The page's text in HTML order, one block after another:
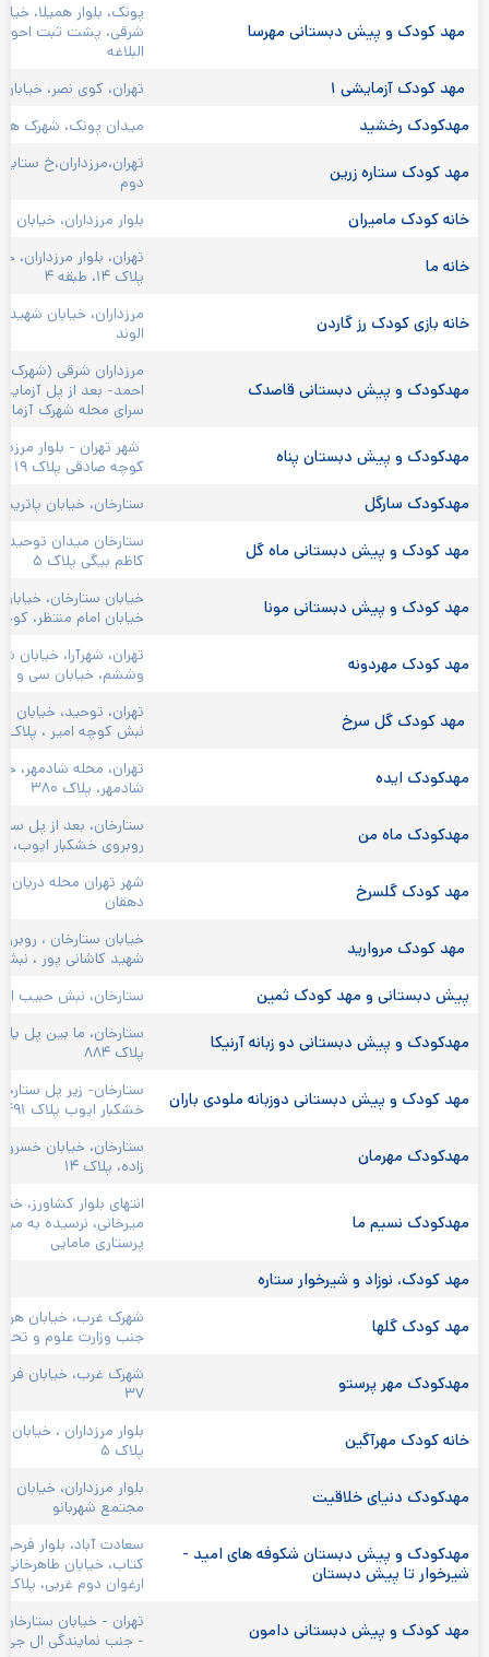
پونک، بلوار همیلا،
شرقی، پشت ثبت
البلاغه
تهران، کوی نصر،
مهدکودک رخشید
میدان پونک، شهرک هما،
مهد کودک ستاره زرین
تهران،مرزداران،خ
دوم
خانه کودک مامیران
بلوار مرزداران، خیابان
خانه ما پلاک ۱۴، طبقه ۴
خانه بازی کودک رز گاردن
مرزداران، خیابان
الوند
مهدکودک و پیش دبستانی قاصدک
مرزداران شرقی (شهرک
احمد- بعد از پل
سرای محله شهرک
مهدکودک و پیش دبستان پناه
شهر تهران - بلوار
کوچه صادقی پلاک ۱۹
مهدکودک سارگل
ستارخان، خیابان
مهد کودک و پیش دبستانی ماه گل
ستارخان میدان
کاظم بیگی پلاک ۵
مهد کودک و پیش دبستانی مونا
خیابان ستارخان،
خیابان امام منتظر،
مهد کودک مهردونه
تهران، شهرآرا، خیابان
وششم، خیابان سی و
تهران، توحید، خیابان
نبش کوچه امیر ، پلاک ۲۰۱
مهدکودک ایده
تهران، محله شادمهر،
شادمهر، پلاک ۳۸۰
مهدکودک ماه من
ستارخان، بعد از پل
روبروی خشکبار ایوب،
مهد کودک گلسرخ
شهر تهران محله دریان
دهقان
خیابان ستارخان ،
شهید کاشانی پور ،
پیش دبستانی و مهد کودک ثمین
ستارخان، نبش حبیب
مهدکودک و پیش دبستانی دو زبانه آرنیکا
ستارخان، ما بین پل
پلاک ۸۸۴
مهد کودک و پیش دبستانی دوزبانه ملودی باران
ستارخان- زیر پل
خشکبار ایوب پلاک ۴۹۱
مهدکودک مهرمان
ستارخان، خیابان
زاده، پلاک ۱۴
مهدکودک نسیم ما
انتهای بلوار کشاورز،
میرخانی، نرسیده به
پرستاری مامایی
مهد کودک، نوزاد و شیرخوار ستاره
مهد کودک گلها
شهرک غرب، خیابان
جنب وزارت علوم و
مهدکودک مهر پرستو
شهرک غرب، خیابان
۳۷
خانه کودک مهرآگین
بلوار مرزداران ،
پلاک ۵
مهدکودک دنیای خلاقیت مجتمع شهربانو
مهدکودک و پیش دبستان شکوفه های امید -
شیرخوار تا پیش دبستان
سعادت آباد، بلوار
کتاب، خیابان
ارغوان دوم غربی، پلاک ٣
مهد کودک و پیش دبستانی دامون
تهران - خیابان
- جنب نمایندگی ال جی -